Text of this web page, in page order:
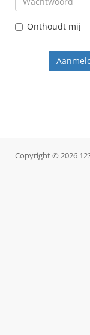
Onthoudt mij
Copyright © 2026